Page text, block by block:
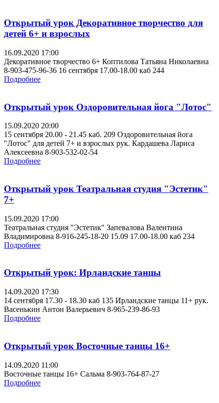
Открытый урок Декоративное творчество для
детей 6+ и взрослых
16.09.2020 17:00
Декоративное творчество 6+ Коптилова Татьяна Николаевна
8-903-475-96-36 16 сентября 17.00-18.00 каб 244
Подробнее
Открытый урок Оздоровительная йога "Лотос"
15.09.2020 20:00
15 сентября 20.00 - 21.45 каб. 209 Оздоровительная йога
"Лотос" для детей 7+ и взрослых рук. Кардашева Лариса
Алексеевна 8-903-532-02-54
Подробнее
Открытый урок Театральная студия "Эстетик"
7+
15.09.2020 17:00
Театральная студия "Эстетик" Запевалова Валентина
Владимировна 8-916-245-18-20 15.09 17.00-18.00 каб 234
Подробнее
Открытый урок: Ирландские танцы
14.09.2020 17:30
14 сентября 17.30 - 18.30 каб 135 Ирландские танцы 11+ рук.
Васенькин Антон Валерьевич 8-965-239-86-93
Подробнее
Открытый урок Восточные танцы 16+
14.09.2020 11:00
Восточные танцы 16+ Сальма 8-903-764-87-27
Подробнее